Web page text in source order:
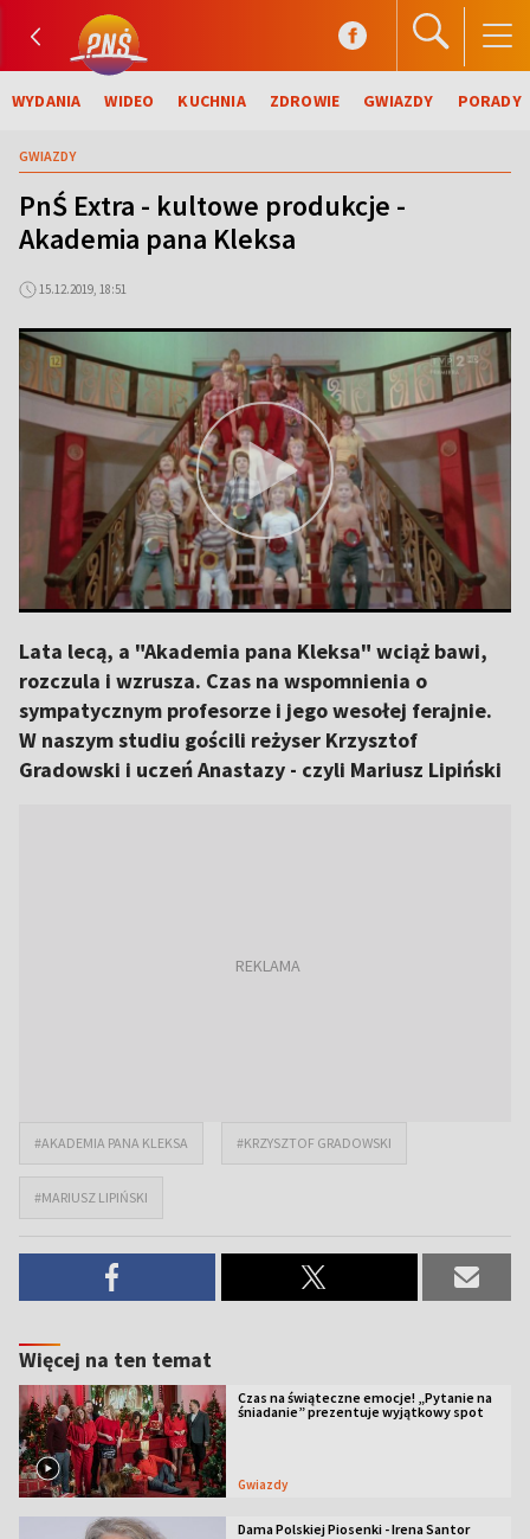
WYDANIA WIDEO KUCHNIA ZDROWIE GWIAZDY PORADY
GWIAZDY
PnŚ Extra - kultowe produkcje -
Akademia pana Kleksa
15.12.2019, 18:51
Lata lecą, a "Akademia pana Kleksa" wciąż bawi,
rozczula i wzrusza. Czas na wspomnienia o
sympatycznym profesorze i jego wesołej ferajnie.
W naszym studiu gościli reżyser Krzysztof
Gradowski i uczeń Anastazy - czyli Mariusz Lipiński
#AKADEMIA PANA KLEKSA #KRZYSZTOF GRADOWSKI
#MARIUSZ LIPIŃSKI
Więcej na ten temat
Czas na świąteczne emocje! „Pytanie na
śniadanie” prezentuje wyjątkowy spot
Gwiazdy
Dama Polskiej Piosenki - Irena Santor